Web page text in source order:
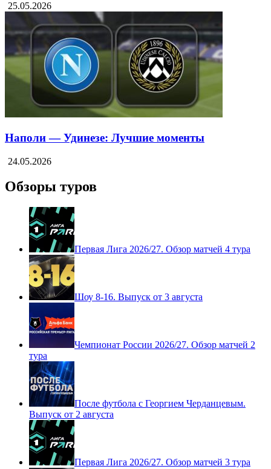
25.05.2026
Наполи — Удинезе: Лучшие моменты
24.05.2026
Обзоры туров
Первая Лига 2026/27. Обзор матчей 4 тура
Шоу 8-16. Выпуск от 3 августа
Чемпионат России 2026/27. Обзор матчей 2
тура
После футбола с Георгием Черданцевым.
Выпуск от 2 августа
Первая Лига 2026/27. Обзор матчей 3 тура